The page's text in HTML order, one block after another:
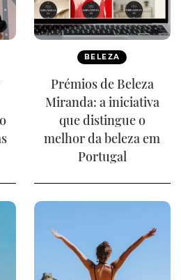
BELEZA
Prémios de Beleza
Miranda: a iniciativa
que distingue o
melhor da beleza em
Portugal